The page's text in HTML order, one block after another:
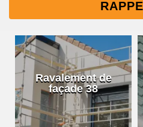
Ravalement de
façade 38